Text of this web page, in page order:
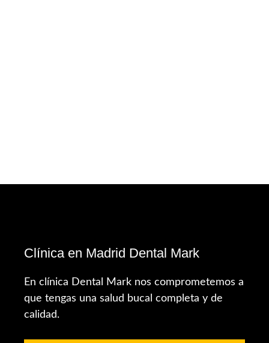
Clínica en Madrid Dental Mark
En clínica Dental Mark nos comprometemos a
que tengas una salud bucal completa y de
calidad.